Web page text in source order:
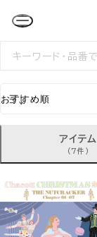
検
アイテム
(7件)